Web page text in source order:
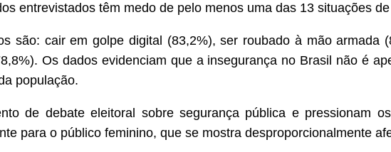
entrevistados têm medo de pelo menos uma das 13 situações
são: cair em golpe digital (83,2%), ser roubado à mão armada
Os dados evidenciam que a insegurança no Brasil não é
população.
de debate eleitoral sobre segurança pública e pressionam
para o público feminino, que se mostra desproporcionalmente